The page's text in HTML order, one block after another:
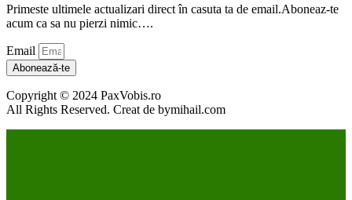
Primeste ultimele actualizari direct în casuta ta de email.Aboneaz-te
acum ca sa nu pierzi nimic….
Email
Abonează-te
Copyright © 2024 PaxVobis.ro
All Rights Reserved. Creat de bymihail.com